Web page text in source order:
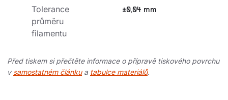
Tolerance
průměru
filamentu
±0,04 mm
Před tiskem si přečtěte informace o přípravě tiskového povrchu
v samostatném článkua tabulce materiálů.